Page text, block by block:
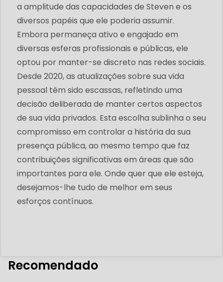
a amplitude das capacidades de Steven e os
diversos papéis que ele poderia assumir.
Embora permaneça ativo e engajado em
diversas esferas profissionais e públicas, ele
optou por manter-se discreto nas redes sociais.
Desde 2020, as atualizações sobre sua vida
pessoal têm sido escassas, refletindo uma
decisão deliberada de manter certos aspectos
de sua vida privados. Esta escolha sublinha o seu
compromisso em controlar a história da sua
presença pública, ao mesmo tempo que faz
contribuições significativas em áreas que são
importantes para ele. Onde quer que ele esteja,
desejamos-lhe tudo de melhor em seus
esforços contínuos.
Recomendado